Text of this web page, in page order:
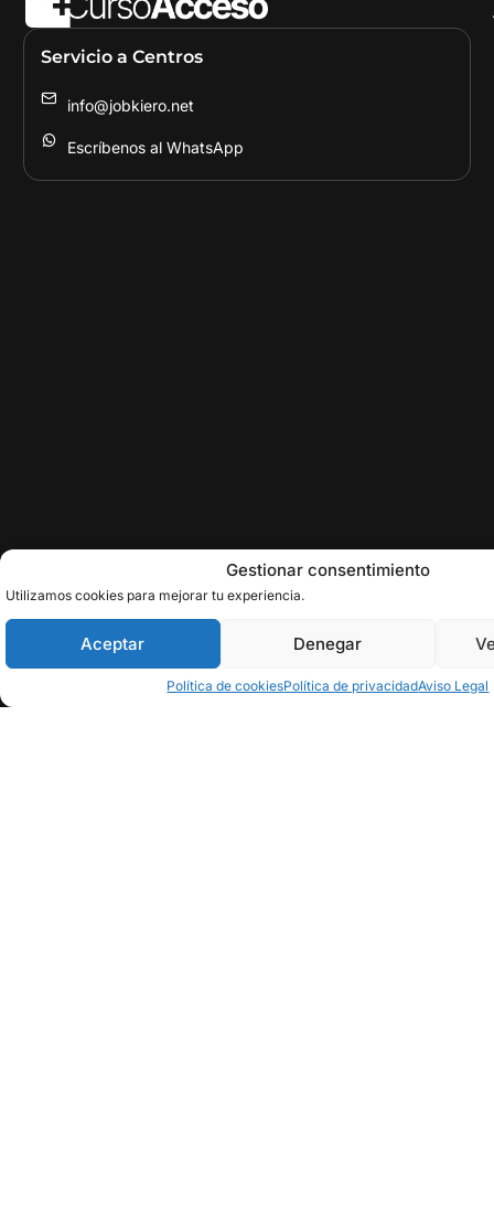
Gestionar consentimiento
Utilizamos cookies para mejorar tu experiencia.
Aceptar Denegar
Política de cookiesPolítica de privacidadAviso Legal
Servicio a Centros
info@jobkiero.net
Escríbenos al WhatsApp